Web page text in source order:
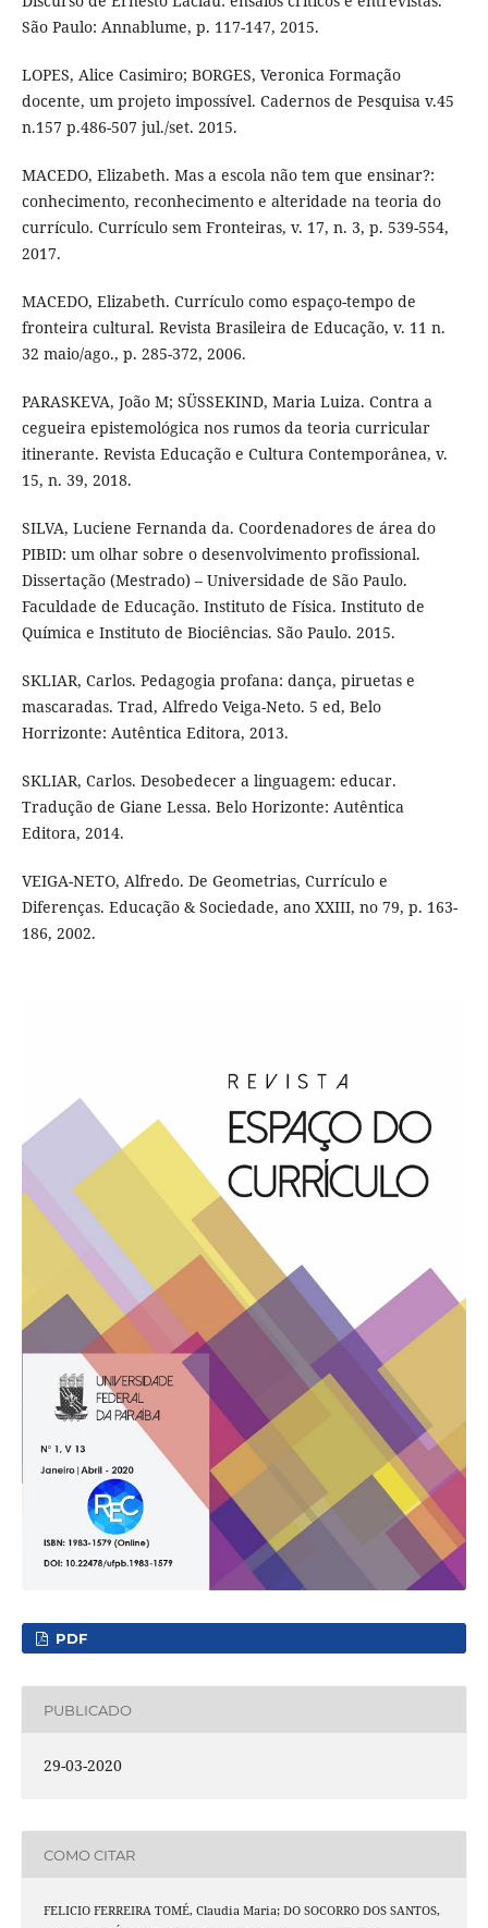
São Paulo: Annablume, p. 117-147, 2015.
LOPES, Alice Casimiro; BORGES, Veronica Formação
docente, um projeto impossível. Cadernos de Pesquisa v.45
n.157 p.486-507 jul./set. 2015.
MACEDO, Elizabeth. Mas a escola não tem que ensinar?:
conhecimento, reconhecimento e alteridade na teoria do
currículo. Currículo sem Fronteiras, v. 17, n. 3, p. 539-554,
2017.
MACEDO, Elizabeth. Currículo como espaço-tempo de
fronteira cultural. Revista Brasileira de Educação, v. 11 n.
32 maio/ago., p. 285-372, 2006.
PARASKEVA, João M; SÜSSEKIND, Maria Luiza. Contra a
cegueira epistemológica nos rumos da teoria curricular
itinerante. Revista Educação e Cultura Contemporânea, v.
15, n. 39, 2018.
SILVA, Luciene Fernanda da. Coordenadores de área do
PIBID: um olhar sobre o desenvolvimento profissional.
Dissertação (Mestrado) – Universidade de São Paulo.
Faculdade de Educação. Instituto de Física. Instituto de
Química e Instituto de Biociências. São Paulo. 2015.
SKLIAR, Carlos. Pedagogia profana: dança, piruetas e
mascaradas. Trad, Alfredo Veiga-Neto. 5 ed, Belo
Horrizonte: Autêntica Editora, 2013.
SKLIAR, Carlos. Desobedecer a linguagem: educar.
Tradução de Giane Lessa. Belo Horizonte: Autêntica
Editora, 2014.
VEIGA-NETO, Alfredo. De Geometrias, Currículo e
Diferenças. Educação & Sociedade, ano XXIII, no 79, p. 163-
186, 2002.
PDF
PUBLICADO
29-03-2020
COMO CITAR
FELICIO FERREIRA TOMÉ, Claudia Maria; DO SOCORRO DOS SANTOS,